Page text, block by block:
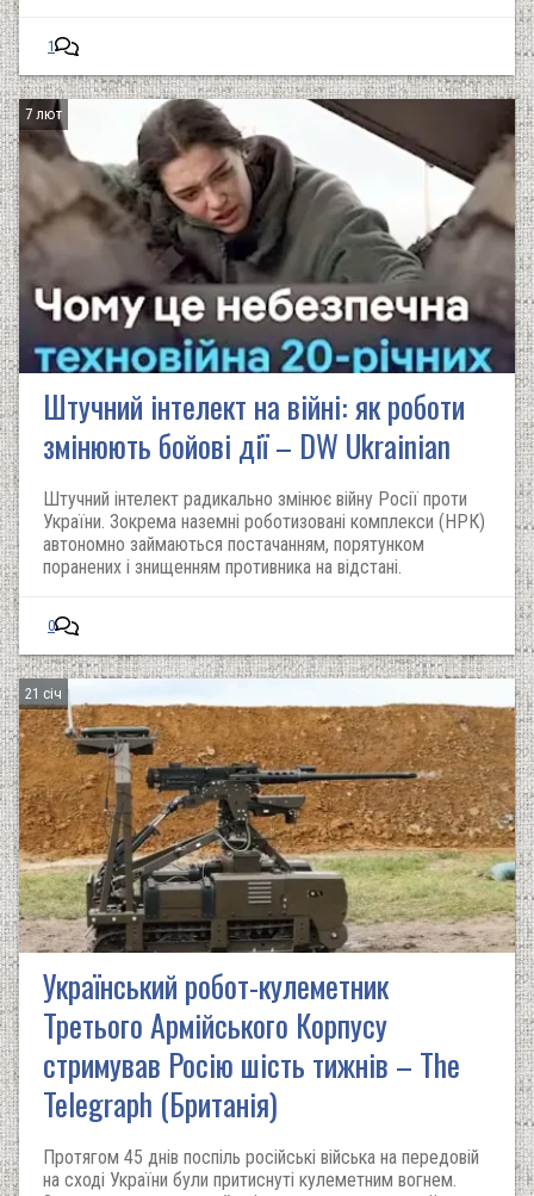
1
7 лют
Штучний інтелект на війні: як роботи
змінюють бойові дії – DW Ukrainian
Штучний інтелект радикально змінює війну Росії проти
України. Зокрема наземні роботизовані комплекси (НРК)
автономно займаються постачанням, порятунком
поранених і знищенням противника на відстані.
0
21 січ
Український робот-кулеметник
Третього Армійського Корпусу
стримував Росію шість тижнів – The
Telegraph (Британія)
Протягом 45 днів поспіль російські війська на передовій
на сході України були притиснуті кулеметним вогнем.